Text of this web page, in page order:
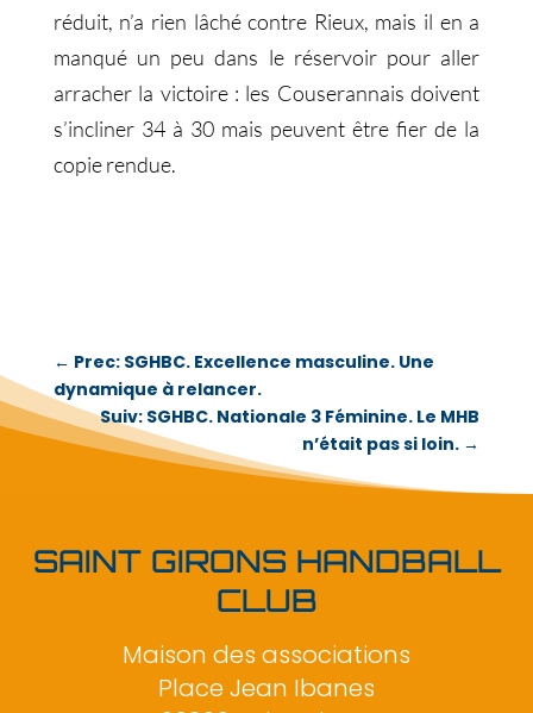
réduit, n’a rien lâché contre Rieux, mais il en a
manqué un peu dans le réservoir pour aller
arracher la victoire : les Couserannais doivent
s’incliner 34 à 30 mais peuvent être fier de la
copie rendue.
← Prec: SGHBC. Excellence masculine. Une
dynamique à relancer.
Suiv: SGHBC. Nationale 3 Féminine. Le MHB
n’était pas si loin. →
SAINT GIRONS HANDBALL
CLUB
Maison des associations
Place Jean Ibanes